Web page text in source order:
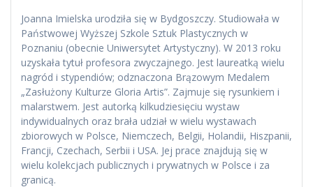
Joanna Imielska urodziła się w Bydgoszczy. Studiowała w
Państwowej Wyższej Szkole Sztuk Plastycznych w
Poznaniu (obecnie Uniwersytet Artystyczny). W 2013 roku
uzyskała tytuł profesora zwyczajnego. Jest laureatką wielu
nagród i stypendiów; odznaczona Brązowym Medalem
„Zasłużony Kulturze Gloria Artis”. Zajmuje się rysunkiem i
malarstwem. Jest autorką kilkudziesięciu wystaw
indywidualnych oraz brała udział w wielu wystawach
zbiorowych w Polsce, Niemczech, Belgii, Holandii, Hiszpanii,
Francji, Czechach, Serbii i USA. Jej prace znajdują się w
wielu kolekcjach publicznych i prywatnych w Polsce i za
granicą.